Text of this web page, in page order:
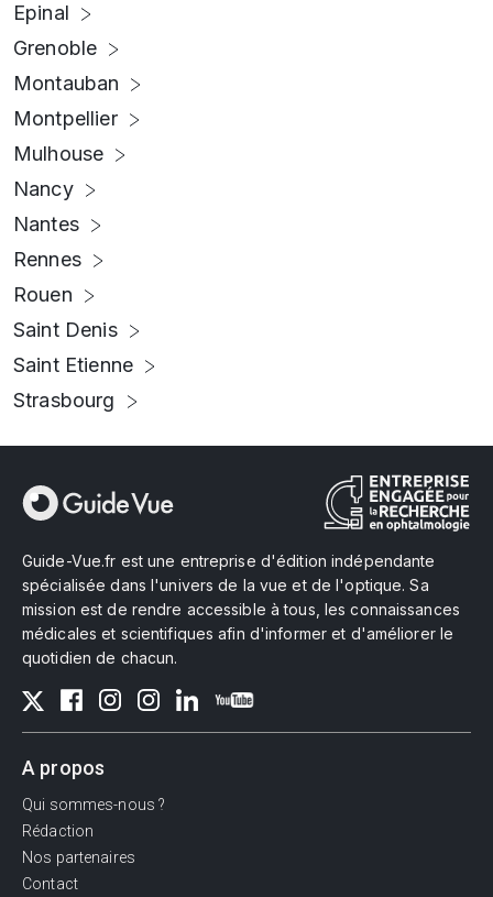
Epinal
Grenoble
Montauban
Montpellier
Mulhouse
Nancy
Nantes
Rennes
Rouen
Saint Denis
Saint Etienne
Strasbourg
Guide-Vue.fr est une entreprise d'édition indépendante
spécialisée dans l'univers de la vue et de l'optique. Sa
mission est de rendre accessible à tous, les connaissances
médicales et scientifiques afin d'informer et d'améliorer le
quotidien de chacun.
A propos
Qui sommes-nous ?
Rédaction
Nos partenaires
Contact